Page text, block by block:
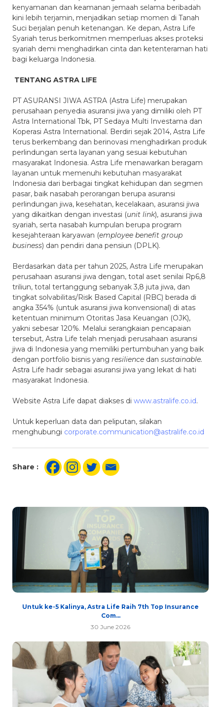
kenyamanan dan keamanan jemaah selama beribadah
kini lebih terjamin, menjadikan setiap momen di Tanah
Suci berjalan penuh ketenangan. Ke depan, Astra Life
Syariah terus berkomitmen memperluas akses proteksi
syariah demi menghadirkan cinta dan ketenteraman hati
bagi keluarga Indonesia.
TENTANG ASTRA LIFE
PT ASURANSI JIWA ASTRA (Astra Life) merupakan
perusahaan penyedia asuransi jiwa yang dimiliki oleh PT
Astra International Tbk, PT Sedaya Multi Investama dan
Koperasi Astra International. Berdiri sejak 2014, Astra Life
terus berkembang dan berinovasi menghadirkan produk
perlindungan serta layanan yang sesuai kebutuhan
masyarakat Indonesia. Astra Life menawarkan beragam
layanan untuk memenuhi kebutuhan masyarakat
Indonesia dari berbagai tingkat kehidupan dan segmen
pasar, baik nasabah perorangan berupa asuransi
perlindungan jiwa, kesehatan, kecelakaan, asuransi jiwa
yang dikaitkan dengan investasi (unit link), asuransi jiwa
syariah, serta nasabah kumpulan berupa program
kesejahteraan karyawan (employee benefit group
business) dan pendiri dana pensiun (DPLK).
Berdasarkan data per tahun 2025, Astra Life merupakan
perusahaan asuransi jiwa dengan, total aset senilai Rp6,8
triliun, total tertanggung sebanyak 3,8 juta jiwa, dan
tingkat solvabilitas/Risk Based Capital (RBC) berada di
angka 354% (untuk asuransi jiwa konvensional) di atas
ketentuan minimum Otoritas Jasa Keuangan (OJK),
yakni sebesar 120%. Melalui serangkaian pencapaian
tersebut, Astra Life telah menjadi perusahaan asuransi
jiwa di Indonesia yang memiliki pertumbuhan yang baik
dengan portfolio bisnis yang resilience dan sustainable.
Astra Life hadir sebagai asuransi jiwa yang lekat di hati
masyarakat Indonesia.
Website Astra Life dapat diakses di www.astralife.co.id.
Untuk keperluan data dan peliputan, silakan
menghubungi corporate.communication@astralife.co.id
Share :
Untuk ke-5 Kalinya, Astra Life Raih 7th Top Insurance
Com...
30 June 2026